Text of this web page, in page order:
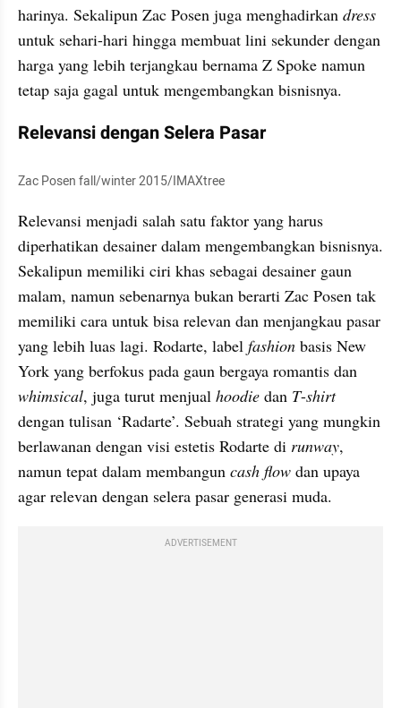
harinya. Sekalipun Zac Posen juga menghadirkan dress
untuk sehari-hari hingga membuat lini sekunder dengan
harga yang lebih terjangkau bernama Z Spoke namun
tetap saja gagal untuk mengembangkan bisnisnya.
Relevansi dengan Selera Pasar
Zac Posen fall/winter 2015/IMAXtree
Relevansi menjadi salah satu faktor yang harus
diperhatikan desainer dalam mengembangkan bisnisnya.
Sekalipun memiliki ciri khas sebagai desainer gaun
malam, namun sebenarnya bukan berarti Zac Posen tak
memiliki cara untuk bisa relevan dan menjangkau pasar
yang lebih luas lagi. Rodarte, label fashion basis New
whimsical, juga turut menjual hoodie dan T-shirt
dengan tulisan ‘Radarte’. Sebuah strategi yang mungkin
berlawanan dengan visi estetis Rodarte di runway,
namun tepat dalam membangun cash flow dan upaya
agar relevan dengan selera pasar generasi muda.
ADVERTISEMENT